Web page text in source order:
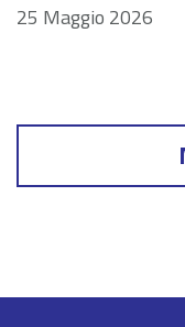
25 Maggio 2026